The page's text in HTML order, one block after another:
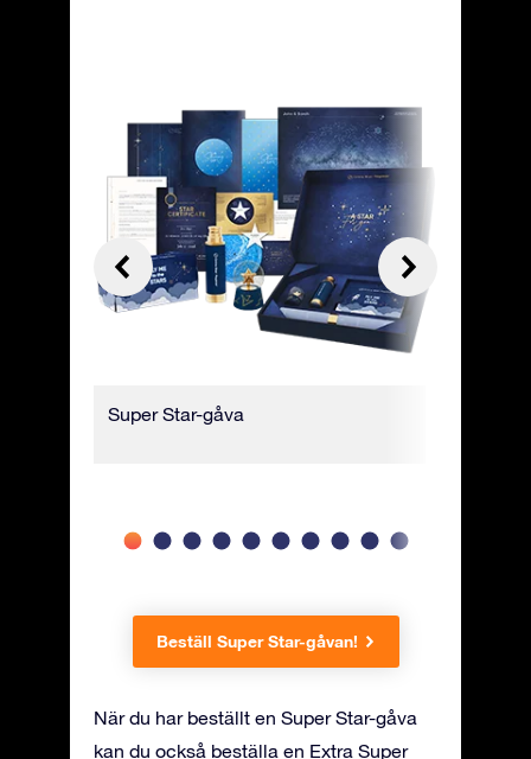
Super Star-gåva
Beställ Super Star-gåvan!
När du har beställt en Super Star-gåva
kan du också beställa en Extra Super